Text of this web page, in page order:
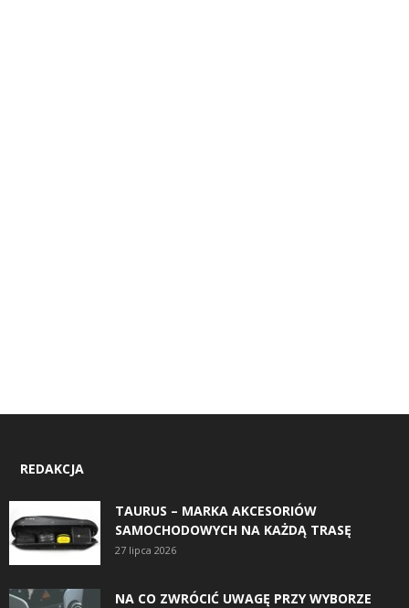
REDAKCJA
TAURUS – MARKA AKCESORIÓW
SAMOCHODOWYCH NA KAŻDĄ TRASĘ
27 lipca 2026
NA CO ZWRÓCIĆ UWAGĘ PRZY WYBORZE